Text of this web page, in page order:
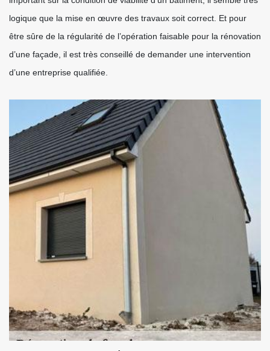
logique que la mise en œuvre des travaux soit correct. Et pour
être sûre de la régularité de l’opération faisable pour la rénovation
d’une façade, il est très conseillé de demander une intervention
d’une entreprise qualifiée.